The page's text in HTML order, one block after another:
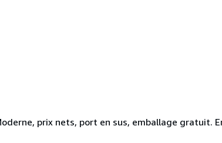
prix nets, port en sus, emballage gratuit.